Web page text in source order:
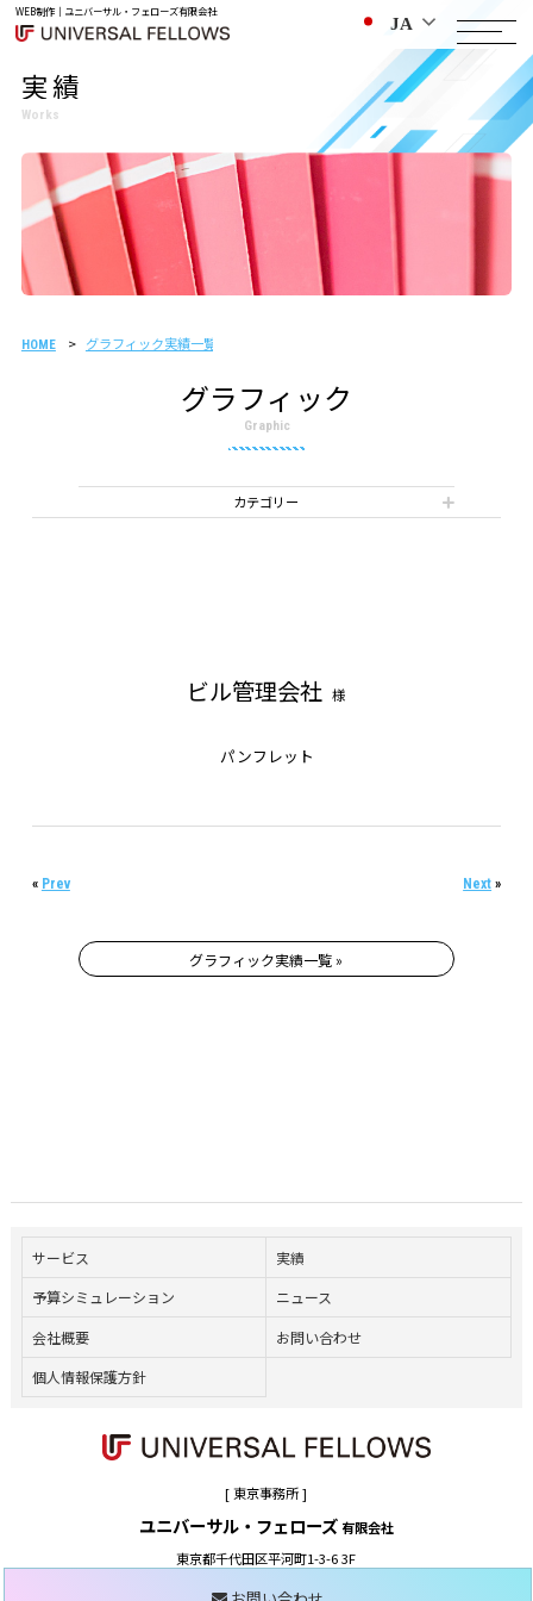
WEB制作｜ユニバーサル・フェローズ有限会社
実績
Works
HOME グラフィック実績一覧
グラフィック
Graphic
カテゴリー
ビル管理会社 様
パンフレット
« Prev Next »
グラフィック実績一覧 »
サービス
実績
予算シミュレーション
ニュース
会社概要
お問い合わせ
個人情報保護方針
[ 東京事務所 ]
ユニバーサル・フェローズ有限会社
東京都千代田区平河町1-3-6 3F
JA